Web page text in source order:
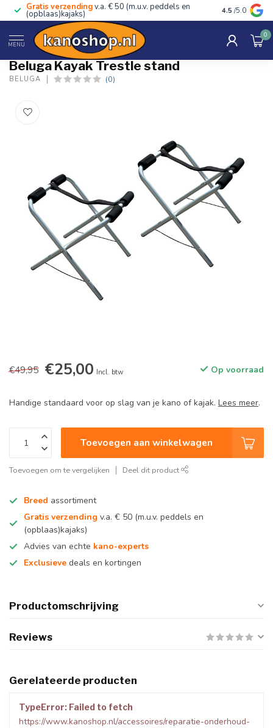
Gratis verzendingv.a. € 50 (m.u.v. peddels en
(opblaas)kajaks) Advies van
4.5 /5.0
MENU
0
Home / Kayak Trestle stand
Beluga Kayak Trestle stand
BELUGA (0)
€49,95 €25,00 Incl. btw Op voorraad
Handige standaard voor op slag van je kano of kajak. Lees meer.
Toevoegen aan winkelwagen
Toevoegen om te vergelijken Deel dit product
Breed assortiment
Gratis verzending v.a. € 50 (m.u.v. peddels en
(opblaas)kajaks)
Advies van echte kano-experts
Exclusieve deals en kortingen
Productomschrijving
Reviews
Gerelateerde producten
TypeError: Failed to fetch
https://www.kanoshop.nl/accessoires/reparatie-onderhoud-